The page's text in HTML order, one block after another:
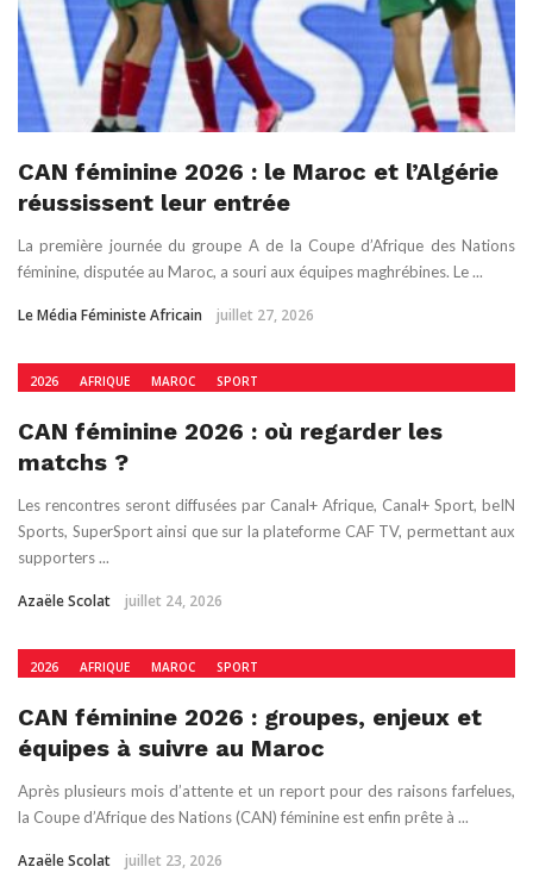
CAN féminine 2026 : le Maroc et l’Algérie
réussissent leur entrée
La première journée du groupe A de la Coupe d’Afrique des Nations
féminine, disputée au Maroc, a souri aux équipes maghrébines. Le ...
Le Média Féministe Africain juillet 27, 2026
2026 AFRIQUE MAROC SPORT
CAN féminine 2026 : où regarder les
matchs ?
Les rencontres seront diffusées par Canal+ Afrique, Canal+ Sport, beIN
Sports, SuperSport ainsi que sur la plateforme CAF TV, permettant aux
supporters ...
Azaële Scolat juillet 24, 2026
2026 AFRIQUE MAROC SPORT
CAN féminine 2026 : groupes, enjeux et
équipes à suivre au Maroc
Après plusieurs mois d’attente et un report pour des raisons farfelues,
la Coupe d’Afrique des Nations (CAN) féminine est enfin prête à ...
Azaële Scolat juillet 23, 2026